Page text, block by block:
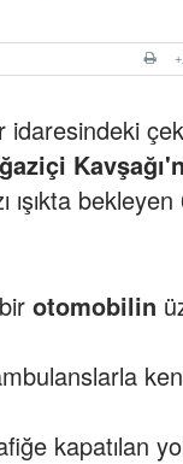
+
ışıkta
otomobilin
kapatılan